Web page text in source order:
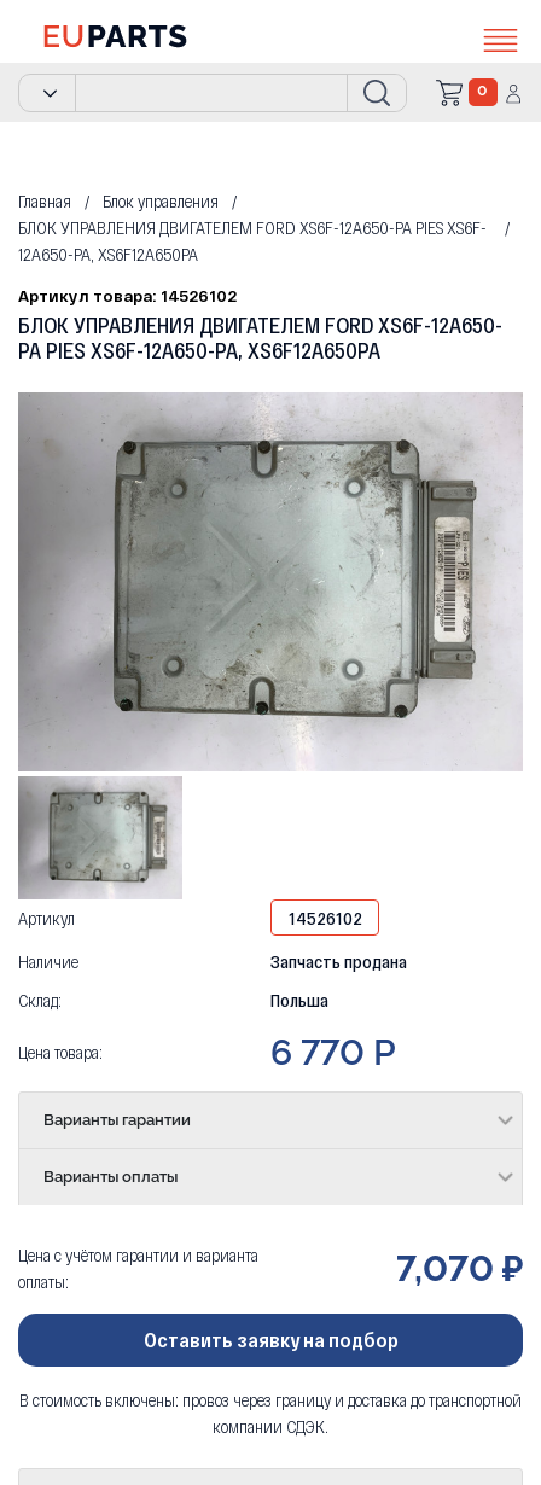
0
Главная
Блок управления
БЛОК УПРАВЛЕНИЯ ДВИГАТЕЛЕМ FORD XS6F-12A650-PA PIES XS6F-
12A650-PA, XS6F12A650PA
Артикул товара: 14526102
БЛОК УПРАВЛЕНИЯ ДВИГАТЕЛЕМ FORD XS6F-12A650-
PA PIES XS6F-12A650-PA, XS6F12A650PA
Артикул
14526102
Наличие
Запчасть продана
Склад:
Польша
Цена товара: 6 770 Р
Варианты гарантии
Варианты оплаты
Цена с учётом гарантии и варианта
оплаты:
7,070 ₽
Оставить заявку на подбор
В стоимость включены: провоз через границу и доставка до транспортной
компании СДЭК.